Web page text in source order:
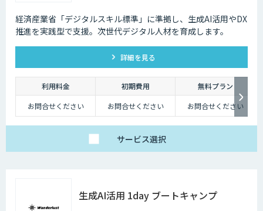
経済産業省「デジタルスキル標準」に準拠し、生成AI活用やDX
推進を実践型で支援。次世代デジタル人材を育成します。
詳細を見る
利用料金 初期費用
無料プラン
お問合せください
お問合せください お問合せください
サービス選択
生成AI活用 1day ブートキャンプ